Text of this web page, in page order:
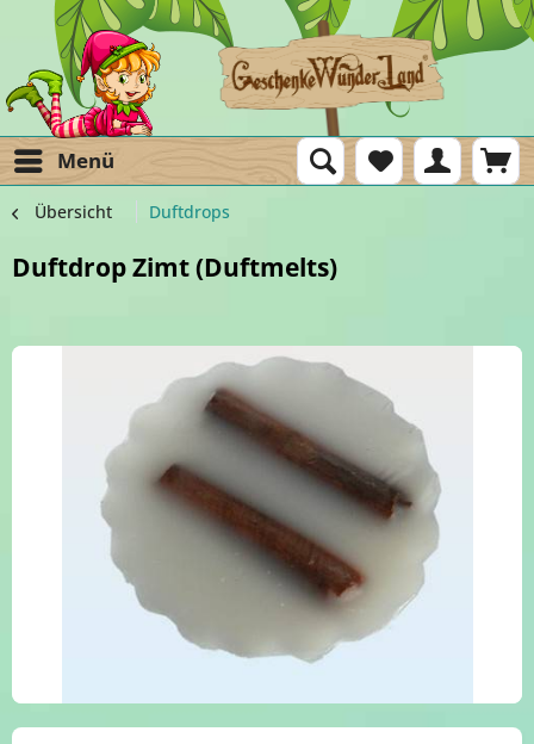
Menü
Übersicht Duftdrops
Duftdrop Zimt (Duftmelts)